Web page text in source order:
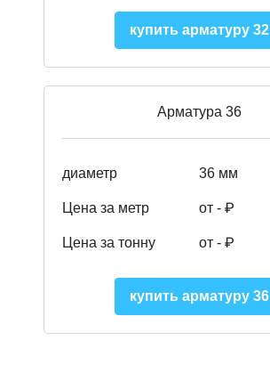
купить арматуру 32
Арматура 36
диаметр 36 мм
Цена за метр от - ₽
Цена за тонну от - ₽
купить арматуру 36